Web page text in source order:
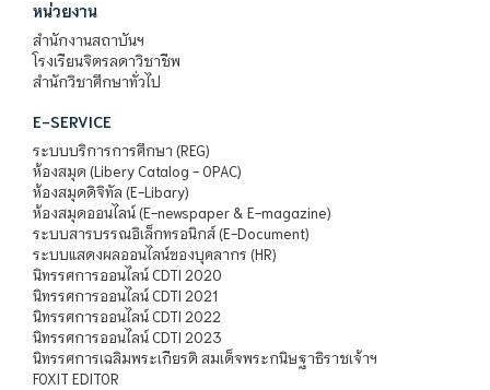
หน่วยงาน
สำนักงานสถาบันฯ
โรงเรียนจิตรลดาวิชาชีพ
สำนักวิชาศึกษาทั่วไป
E-SERVICE
ระบบบริการการศึกษา (REG)
ห้องสมุด (Libery Catalog - OPAC)
ห้องสมุดดิจิทัล (E-Libary)
ห้องสมุดออนไลน์ (E-newspaper & E-magazine)
ระบบสารบรรณอิเล็กทรอนิกส์ (E-Document)
ระบบแสดงผลออนไลน์ของบุคลากร (HR)
นิทรรศการออนไลน์ CDTI 2020
นิทรรศการออนไลน์ CDTI 2021
นิทรรศการออนไลน์ CDTI 2022
นิทรรศการออนไลน์ CDTI 2023
นิทรรศการเฉลิมพระเกียรติ สมเด็จพระกนิษฐาธิราชเจ้าฯ
FOXIT EDITOR